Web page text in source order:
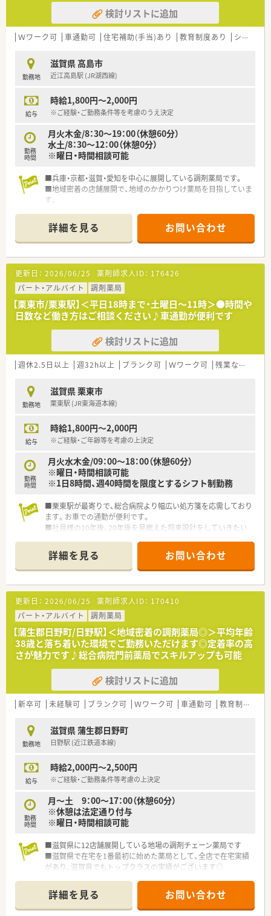
検討リストに追加
Ｗワーク可 車通勤可 住宅補助(手当)あり 教育制度あり シフト制
勤務地
滋賀県 高島市
近江高島駅 (JR湖西線)
給与
時給1,800円～2,000円
※ご経験・ご勤務条件等を考慮のうえ決定
勤務
時間
月火木金/8：30～19：00（休憩60分）
水土/8：30～12：00（休憩0分）
※曜日・時間相談可能
■兵庫・京都・滋賀・愛知を中心に展開している調剤薬局です。
■地域密着の店舗展開で、地域のかかりつけ薬局を目指していま
す。
詳細を見る お問い合わせ
更新日： 2026/06/25 薬剤師求人ID： 176426
パート・アルバイト
調剤薬局
【栗東市/栗東駅】＜平日18時まで・土曜日～11時＞●時間や
日数など働き方はご相談ください♪車通勤が便利です
検討リストに追加
週休2.5日以上 週32h以上 ブランク可 Ｗワーク可 残業なし(ほぼなし含む)
勤務地
滋賀県 栗東市
栗東駅 (JR東海道本線)
給与
時給1,800円～2,000円
※ご経験・ご年齢等を考慮の上決定
勤務
時間
月火水木金/09：00～18：00（休憩60分）
※曜日・時間相談可能
※1日8時間、週40時間を限度とするシフト制勤務
■栗東駅が最寄りで、総合病院より幅広い処方箋を応需しており
ます。お車での通勤が便利です。
■社員様の10年後、20年後を見据えた将来設計をしていきたい
■時間・曜日のご相談が可能な、パート薬剤師様の募集です。ラ
イフスタイルに合わせて、働き方はお気軽にご相談ください♪
詳細を見る お問い合わせ
更新日： 2026/06/25 薬剤師求人ID： 170410
パート・アルバイト
調剤薬局
【蒲生郡日野町/日野駅】＜地域密着の調剤薬局◎＞平均年齢
38歳と落ち着いた環境でご勤務いただけます◎定着率の高
さが魅力です♪総合病院門前薬局でスキルアップも可能
検討リストに追加
新卒可 未経験可 ブランク可 Ｗワーク可 車通勤可 教育制度あり
勤務地
滋賀県 蒲生郡日野町
日野駅 (近江鉄道本線)
給与
時給2,000円～2,500円
※ご経験・ご勤務条件等考慮の上決定
勤務
時間
月～土 9：00～17：00（休憩60分）
※休憩は法定通り付与
※曜日・時間相談可能
■滋賀県に12店舗展開している地場の調剤チェーン薬局です
■滋賀県で在宅を1番最初に始めた薬局として、全店で在宅実績
があり、滋賀県でもトップクラスの実績がございます◎
とから応援体制が整っている薬局ですので、急なお休みがあって
も他の薬局のスタッフが応援に来てくれます！
急なお休みにも柔軟に対応いただける環境があり、みなさま協力
詳細を見る お問い合わせ